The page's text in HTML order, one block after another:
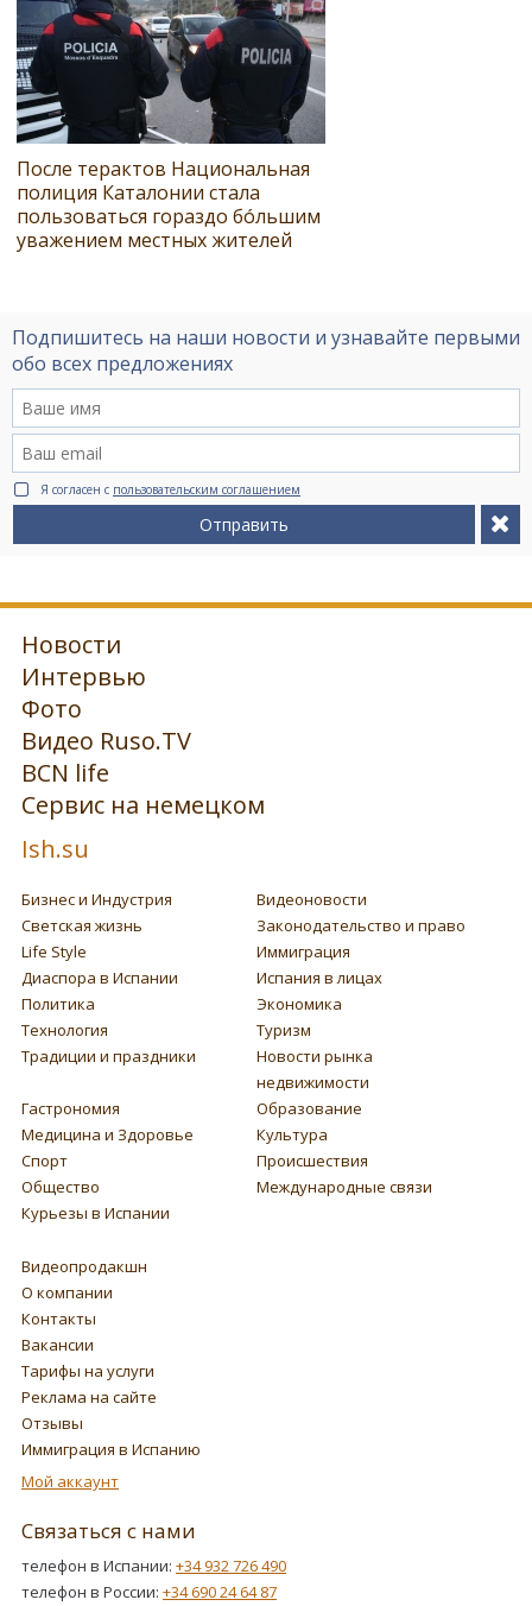
После терактов Национальная
полиция Каталонии стала
пользоваться гораздо бóльшим
уважением местных жителей
Подпишитесь на наши новости и узнавайте первыми
обо всех предложениях
Я согласен с пользовательским соглашением
Отправить
Новости
Интервью
Фото
Видео Ruso.TV
BCN life
Сервис на немецком
Ish.su
Бизнес и Индустрия
Видеоновости
Светская жизнь
Законодательство и право
Life Style
Иммиграция
Диаспора в Испании
Испания в лицах
Политика
Экономика
Технология
Туризм
Традиции и праздники
Новости рынка
недвижимости
Гастрономия
Образование
Медицина и Здоровье
Культура
Спорт
Происшествия
Общество
Международные связи
Курьезы в Испании
Видеопродакшн
О компании
Контакты
Вакансии
Тарифы на услуги
Реклама на сайте
Отзывы
Иммиграция в Испанию
Мой аккаунт
Связаться с нами
телефон в Испании: +34 932 726 490
телефон в России: +34 690 24 64 87